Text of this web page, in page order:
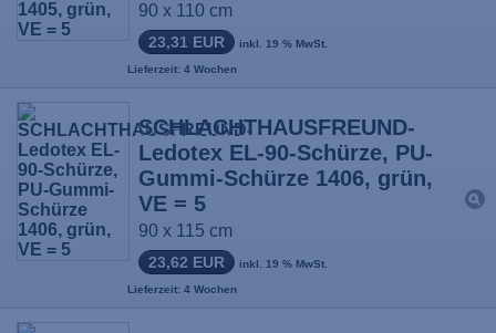
90 x 110 cm
23,31 EUR inkl. 19 % MwSt.
Lieferzeit: 4 Wochen
SCHLACHTHAUSFREUND-
Ledotex EL-90-Schürze, PU-
Gummi-Schürze 1406, grün,
VE = 5
90 x 115 cm
23,62 EUR inkl. 19 % MwSt.
Lieferzeit: 4 Wochen